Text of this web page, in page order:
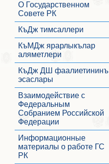
О Государственном
Совете РК
КъДж тимсаллери
КъМДж ярарлыкълар
аляметлери
КъДж ДШ фаалиетининъ
эсаслары
Взаимодействие с
Федеральным
Собранием Российской
Федерации
Информационные
материалы о работе ГС
РК